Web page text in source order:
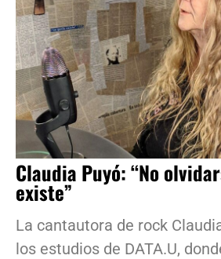
Claudia Puyó: “No
existe”
La cantautora de rock
los estudios de DATA.U,